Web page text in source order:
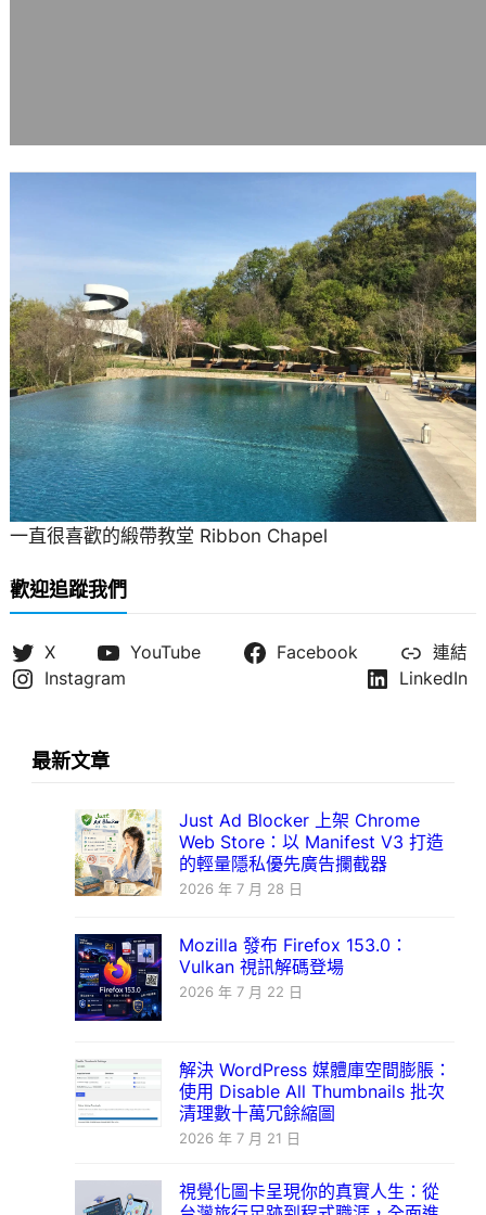
一直很喜歡的緞帶教堂 Ribbon Chapel
歡迎追蹤我們
X YouTube Facebook
連結
Instagram
LinkedIn
最新文章
Just Ad Blocker 上架 Chrome
Web Store：以 Manifest V3 打造
的輕量隱私優先廣告攔截器
2026 年 7 月 28 日
Mozilla 發布 Firefox 153.0：
Vulkan 視訊解碼登場
2026 年 7 月 22 日
解決 WordPress 媒體庫空間膨脹：
使用 Disable All Thumbnails 批次
清理數十萬冗餘縮圖
2026 年 7 月 21 日
視覺化圖卡呈現你的真實人生：從